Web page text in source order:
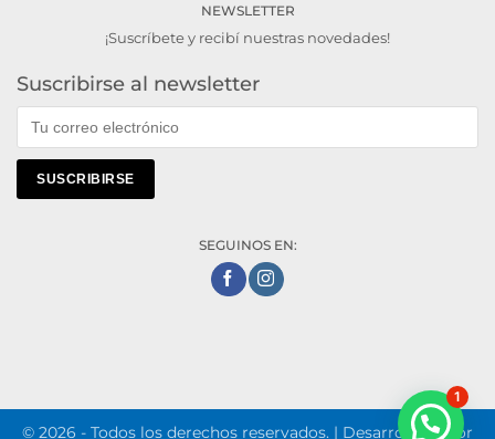
NEWSLETTER
¡Suscríbete y recibí nuestras novedades!
Suscribirse al newsletter
SEGUINOS EN:
© 2026 - Todos los derechos reservados. | Desarrollado por
1